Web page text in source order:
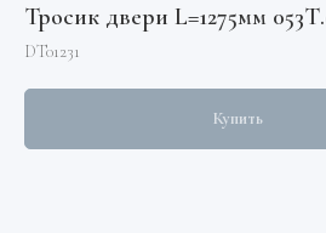
Тросик двери L=1275мм
DT01231
Купить